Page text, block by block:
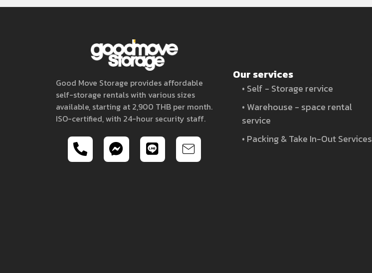
Good Move Storage provides affordable
self-storage rentals with various sizes
available, starting at 2,900 THB per month.
ISO-certified, with 24-hour security staff.
Our services
• Self - Storage rervice
• Warehouse - space rental
service
• Packing & Take In-Out Services